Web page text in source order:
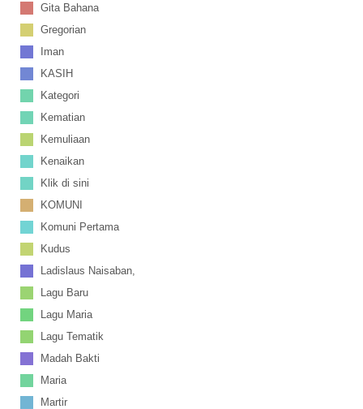
Gita Bahana
Gregorian
Iman
KASIH
Kategori
Kematian
Kemuliaan
Kenaikan
Klik di sini
KOMUNI
Komuni Pertama
Kudus
Ladislaus Naisaban,
Lagu Baru
Lagu Maria
Lagu Tematik
Madah Bakti
Maria
Martir